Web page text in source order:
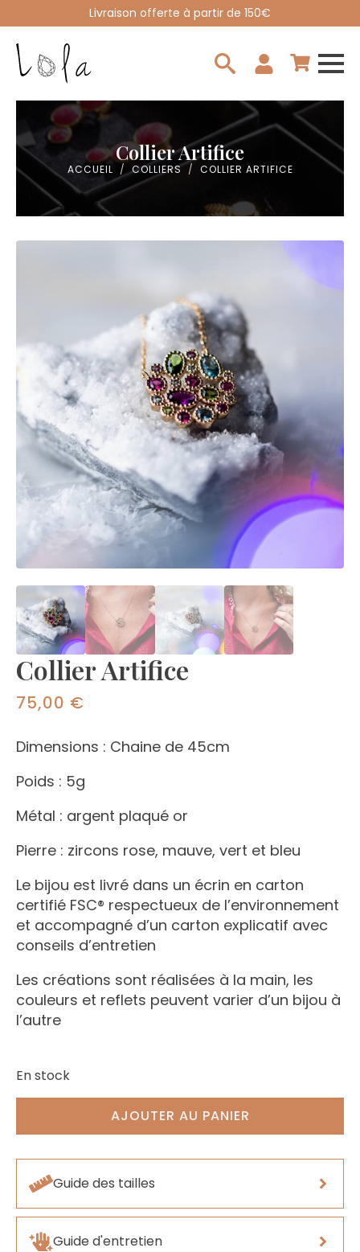
Livraison offerte à partir de 150€
Collier Artifice
ACCUEIL COLLIERS COLLIER ARTIFICE
Collier Artifice
75,00 €
Dimensions : Chaine de 45cm
Poids : 5g
Métal : argent plaqué or
Pierre : zircons rose, mauve, vert et bleu
Le bijou est livré dans un écrin en carton
certifié FSC® respectueux de l’environnement
et accompagné d’un carton explicatif avec
conseils d’entretien
Les créations sont réalisées à la main, les
couleurs et reflets peuvent varier d’un bijou à
l’autre
En stock
AJOUTER AU PANIER
Guide des tailles
Guide d'entretien